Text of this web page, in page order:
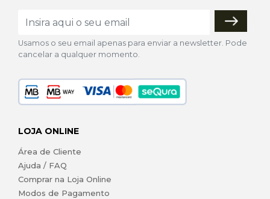
Usamos o seu email apenas para enviar a newsletter. Pode
cancelar a qualquer momento.
LOJA ONLINE
Área de Cliente
Ajuda / FAQ
Comprar na Loja Online
Modos de Pagamento